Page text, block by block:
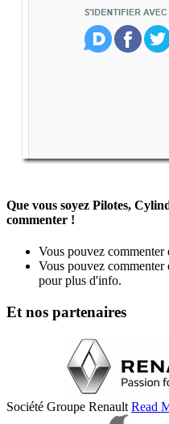
Que vous soyez Pilotes,
commenter !
Vous pouvez commenter
Vous pouvez commenter
pour plus d'info.
Et nos partenaires
Société Groupe Renault Read